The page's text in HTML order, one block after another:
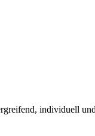
individuell